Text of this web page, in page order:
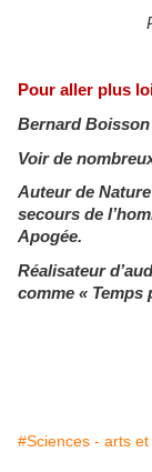
Pour aller plus
Bernard Boisson
Voir de
Auteur de
secours de
Apogée.
Réalisateur
comme «
#Sciences - arts et